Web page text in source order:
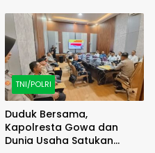
TNI/POLRI
Duduk Bersama,
Kapolresta Gowa dan
Dunia Usaha Satukan